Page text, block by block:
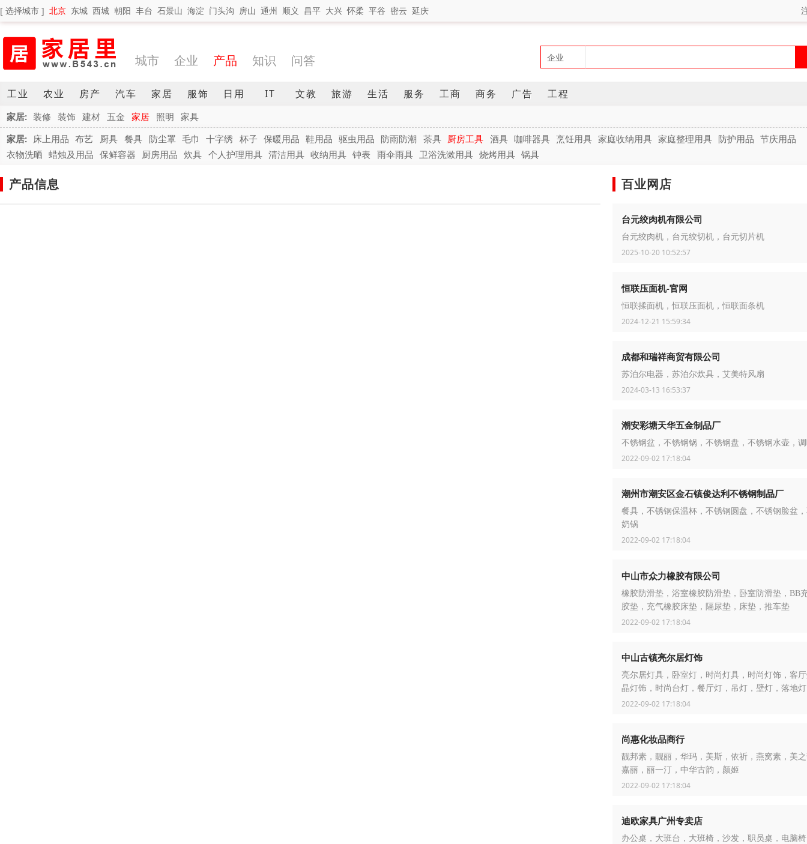
[ 选择城市 ] 北京 东城 西城 朝阳 丰台 石景山 海淀 门头沟 房山 通州 顺义 昌平 大兴 怀柔 平谷 密云 延庆
城市 企业 产品 知识 问答
工业 农业 房产 汽车 家居 服饰 日用 IT 文教 旅游 生活 服务 工商 商务 广告 工程
家居: 装修 装饰 建材 五金 家居 照明 家具
家居: 床上用品 布艺 厨具 餐具 防尘罩 毛巾 十字绣 杯子 保暖用品 鞋用品 驱虫用品 防雨防潮 茶具 厨房工具 酒具 咖啡器具 烹饪用具 家庭收纳用具 家庭整理用具 防护用品 节庆用品
衣物洗晒 蜡烛及用品 保鲜容器 厨房用品 炊具 个人护理用具 清洁用具 收纳用具 钟表 雨伞雨具 卫浴洗漱用具 烧烤用具 锅具
产品信息 百业网店
台元绞肉机有限公司
台元绞肉机，台元绞切机，台元切片机
2025-10-20 10:52:57
恒联压面机-官网
恒联揉面机，恒联压面机，恒联面条机
2024-12-21 15:59:34
成都和瑞祥商贸有限公司
苏泊尔电器，苏泊尔炊具，艾美特风扇
2024-03-13 16:53:37
潮安彩塘天华五金制品厂
不锈钢盆，不锈钢锅，不锈钢盘，不锈钢水壶，
2022-09-02 17:18:04
潮州市潮安区金石镇俊达利不锈钢制品厂
餐具，不锈钢保温杯，不锈钢圆盘，不锈钢脸盆
奶锅
2022-09-02 17:18:04
中山市众力橡胶有限公司
橡胶防滑垫，浴室橡胶防滑垫，卧室防滑垫，BB
胶垫，充气橡胶床垫，隔尿垫，床垫，推车垫
2022-09-02 17:18:04
中山古镇亮尔居灯饰
亮尔居灯具，卧室灯，时尚灯具，时尚灯饰，客
晶灯饰，时尚台灯，餐厅灯，吊灯，壁灯，落地灯
2022-09-02 17:18:04
尚惠化妆品商行
靓邦素，靓丽，华玛，美斯，依祈，燕窝素，美
嘉丽，丽一汀，中华古韵，颜姬
2022-09-02 17:18:04
迪欧家具广州专卖店
办公桌，大班台，大班椅，沙发，职员桌，电脑